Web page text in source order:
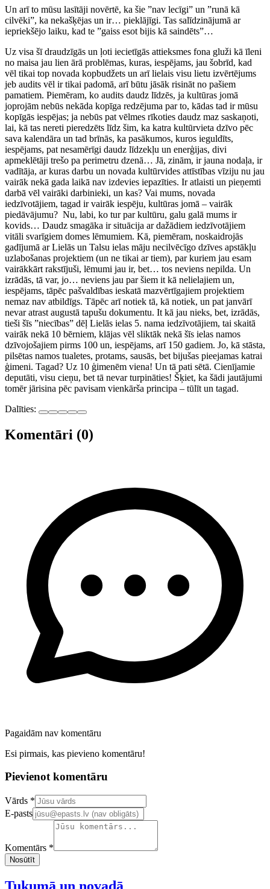
Un arī to mūsu lasītāji novērtē, ka šie ”nav lecīgi” un ”runā kā
cilvēki”, ka nekašķējas un ir… pieklājīgi. Tas salīdzinājumā ar
iepriekšējo laiku, kad te ”gaiss esot bijis kā saindēts”…
Uz visa šī draudzīgās un ļoti iecietīgās attieksmes fona gluži kā īleni
no maisa jau lien ārā problēmas, kuras, iespējams, jau šobrīd, kad
vēl tikai top novada kopbudžets un arī lielais visu lietu izvērtējums
jeb audits vēl ir tikai padomā, arī būtu jāsāk risināt no pašiem
pamatiem. Piemēram, ko audits daudz līdzēs, ja kultūras jomā
joprojām nebūs nekāda kopīga redzējuma par to, kādas tad ir mūsu
kopīgās iespējas; ja nebūs pat vēlmes rīkoties daudz maz saskaņoti,
lai, kā tas nereti pieredzēts līdz šim, ka katra kultūrvieta dzīvo pēc
sava kalendāra un tad brīnās, ka pasākumos, kuros ieguldīts,
iespējams, pat nesamērīgi daudz līdzekļu un enerģijas, divi
apmeklētāji trešo pa perimetru dzenā… Jā, zinām, ir jauna nodaļa, ir
vadītāja, ar kuras darbu un novada kultūrvides attīstības vīziju nu jau
vairāk nekā gada laikā nav izdevies iepazīties. Ir atlaisti un pieņemti
darbā vēl vairāki darbinieki, un kas? Vai mums, novada
iedzīvotājiem, tagad ir vairāk iespēju, kultūras jomā – vairāk
piedāvājumu? Nu, labi, ko tur par kultūru, galu galā mums ir
kovids… Daudz smagāka ir situācija ar dažādiem iedzīvotājiem
vitāli svarīgiem domes lēmumiem. Kā, piemēram, noskaidrojās
gadījumā ar Lielās un Talsu ielas māju necilvēcīgo dzīves apstākļu
uzlabošanas projektiem (un ne tikai ar tiem), par kuriem jau esam
vairākkārt rakstījuši, lēmumi jau ir, bet… tos neviens nepilda. Un
izrādās, tā var, jo… neviens jau par šiem it kā nelielajiem un,
iespējams, tāpēc pašvaldības ieskatā mazvērtīgajiem projektiem
nemaz nav atbildīgs. Tāpēc arī notiek tā, kā notiek, un pat janvārī
nevar atrast augustā tapušu dokumentu. It kā jau nieks, bet, izrādās,
tieši šīs ”niecības” dēļ Lielās ielas 5. nama iedzīvotājiem, tai skaitā
vairāk nekā 10 bērniem, klājas vēl sliktāk nekā šīs ielas namos
dzīvojošajiem pirms 100 un, iespējams, arī 150 gadiem. Jo, kā stāsta,
pilsētas namos tualetes, protams, sausās, bet bijušas pieejamas katrai
ģimeni. Tagad? Uz 10 ģimenēm viena! Un tā pati sētā. Cienījamie
deputāti, visu cieņu, bet tā nevar turpināties! Šķiet, ka šādi jautājumi
tomēr jārisina pēc pavisam vienkārša principa – tūlīt un tagad.
Dalīties:
Komentāri (0)
Pagaidām nav komentāru
Esi pirmais, kas pievieno komentāru!
Pievienot komentāru
Confirm your email address
Vārds *
E-pasts
Komentārs *
Nosūtīt